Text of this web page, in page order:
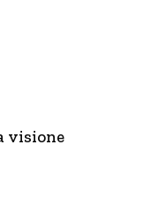
visione